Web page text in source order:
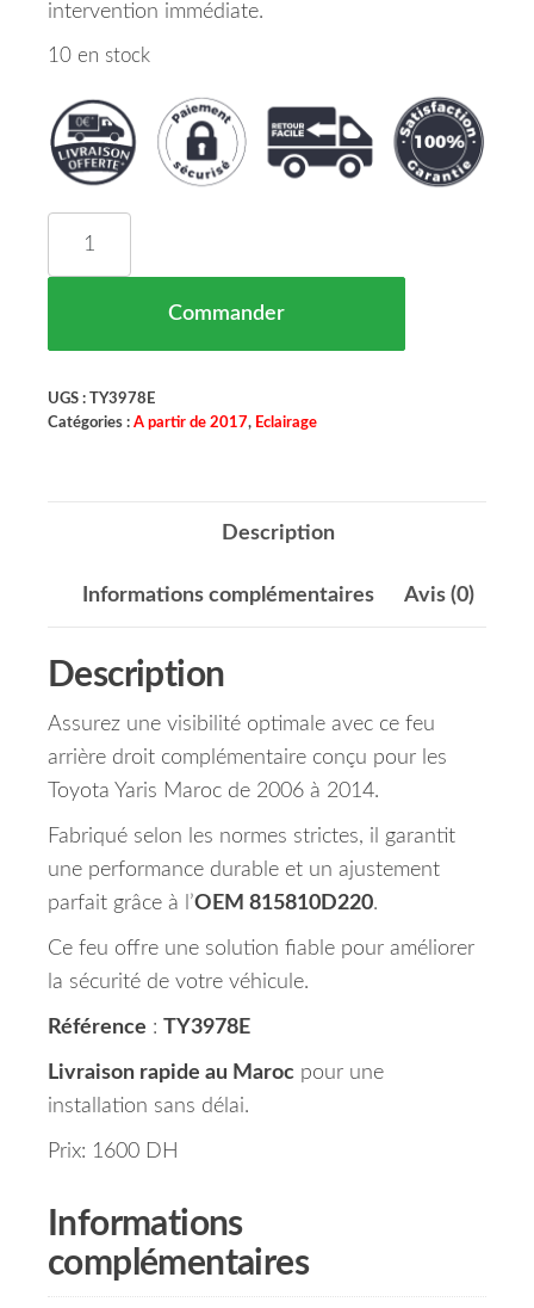
intervention immédiate.
10 en stock
Commander
UGS : TY3978E
Catégories : A partir de 2017, Eclairage
Description
Informations complémentaires Avis (0)
Description
Assurez une visibilité optimale avec ce feu
arrière droit complémentaire conçu pour les
Toyota Yaris Maroc de 2006 à 2014.
Fabriqué selon les normes strictes, il garantit
une performance durable et un ajustement
parfait grâce à l’OEM 815810D220.
Ce feu offre une solution fiable pour améliorer
la sécurité de votre véhicule.
Référence : TY3978E
Livraison rapide au Maroc pour une
installation sans délai.
Prix: 1600 DH
Informations
complémentaires